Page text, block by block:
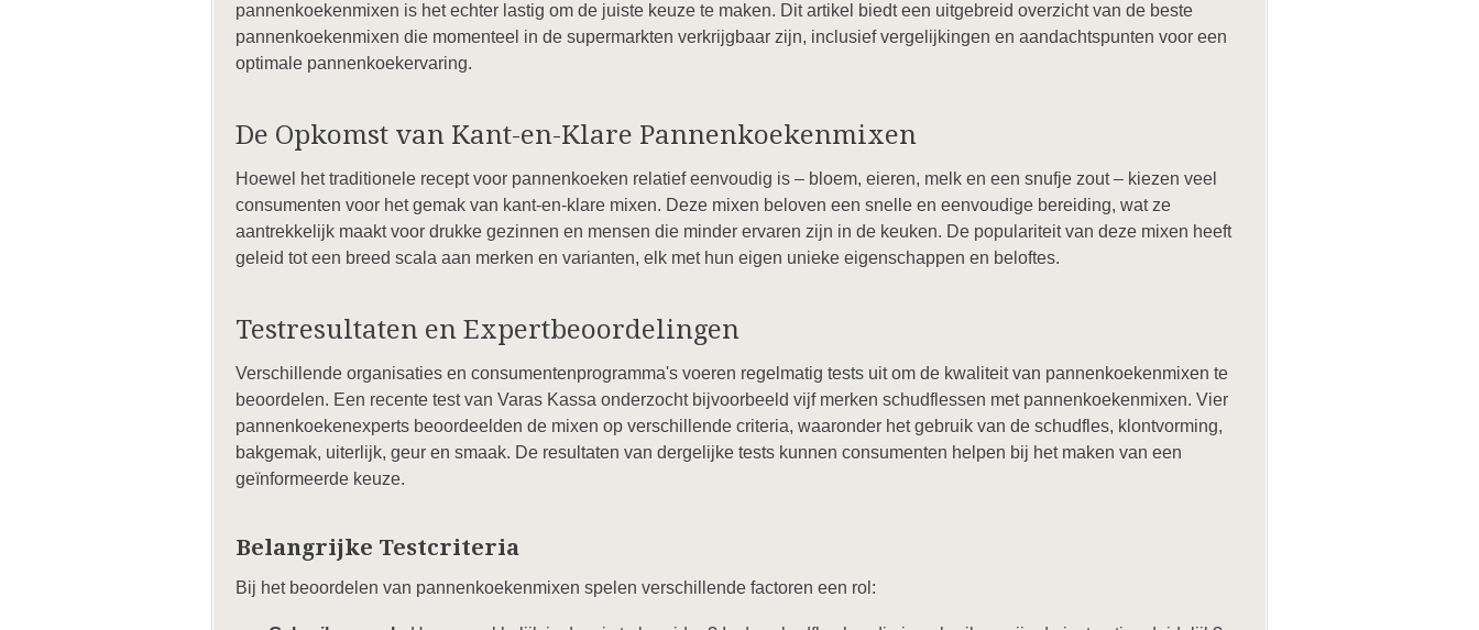
pannenkoekenmixen is het echter lastig om de juiste keuze te maken. Dit artikel biedt een uitgebreid overzicht van de beste
pannenkoekenmixen die momenteel in de supermarkten verkrijgbaar zijn, inclusief vergelijkingen en aandachtspunten voor een
optimale pannenkoekervaring.
De Opkomst van Kant-en-Klare Pannenkoekenmixen
Hoewel het traditionele recept voor pannenkoeken relatief eenvoudig is – bloem, eieren, melk en een snufje zout – kiezen veel
consumenten voor het gemak van kant-en-klare mixen. Deze mixen beloven een snelle en eenvoudige bereiding, wat ze
aantrekkelijk maakt voor drukke gezinnen en mensen die minder ervaren zijn in de keuken. De populariteit van deze mixen heeft
geleid tot een breed scala aan merken en varianten, elk met hun eigen unieke eigenschappen en beloftes.
Testresultaten en Expertbeoordelingen
Verschillende organisaties en consumentenprogramma's voeren regelmatig tests uit om de kwaliteit van pannenkoekenmixen te
beoordelen. Een recente test van Varas Kassa onderzocht bijvoorbeeld vijf merken schudflessen met pannenkoekenmixen. Vier
pannenkoekenexperts beoordeelden de mixen op verschillende criteria, waaronder het gebruik van de schudfles, klontvorming,
bakgemak, uiterlijk, geur en smaak. De resultaten van dergelijke tests kunnen consumenten helpen bij het maken van een
geïnformeerde keuze.
Belangrijke Testcriteria
Bij het beoordelen van pannenkoekenmixen spelen verschillende factoren een rol: